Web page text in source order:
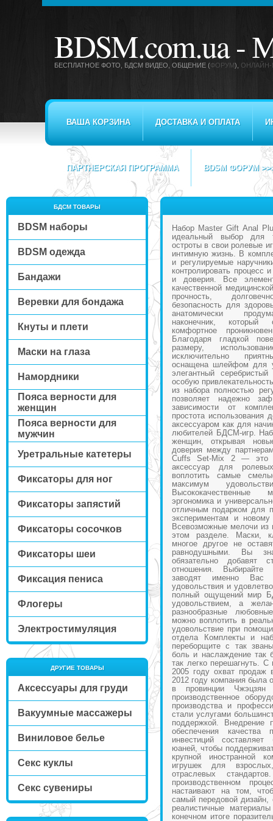
BDSM.com.ua -
БЕСПЛАТНОЕ ФОТО, БДСМ ВИДЕО , ОБЩЕНИЕ (ФОРУМ), ОНЛАЙН-
ВАША КОРЗИНА ДОСТАВКА И ОПЛАТА
ПАРТНЕРСКАЯ ПРОГРАММА BDSM ФОРУМ
БДСМ ТОВАРЫ
BDSM наборы
BDSM одежда
Бандажи
Веревки для бондажа
Кнуты и плети
Маски на глаза
Намордники
Пояса верности для
женщин
Пояса верности для
мужчин
Уретральные катетеры
Фиксаторы для ног
Фиксаторы запястий
Фиксаторы сосочков
Фиксаторы шеи
Фиксация пениса
Флогеры
Электростимуляция
ДРУГИЕ ТОВАРЫ
Аксессуары для груди
Вакуумные массажеры
Виниловое белье
Секс куклы
Секс сувениры
Набор Master Gift Anal
идеальный выбор для
остроты в свои ролевые
интимную жизнь. В
и регулируемые
контролировать процесс
и доверия. Все
качественной
прочность,
безопасность для
анатомически
наконечник, который
комфортное
Благодаря гладкой
размеру,
исключительно
оснащена шлейфом для
элегантный
особую
из набора полностью
позволяет надежно
зависимости от
простота использования
аксессуаром как для
любителей БДСМ-игр.
женщин, открывая
доверия между
Cuffs Set-Mix 2 — это
аксессуар для
воплотить самые
максимум
Высококачественные
эргономика и
отличным подарком для
экспериментам и
Всевозможные мелочи
этом разделе. Маски,
многое другое не
равнодушными. Вы
обязательно
отношения.
заводят именно Вас
удовольствия и
полный ощущений мир
удовольствием, а
разнообразные
можно воплотить в
удовольствие при
отдела Комплекты и
переборщите с так
боль и наслаждение так
так легко перешагнуть.
2005 году охват продаж
2012 году компания была
в провинции Чжэцзян
производственное
производства и
стали услугами
поддержкой. Внедрение
обеспечения
инвестиций
юаней, чтобы
крупной иностранной
игрушек для
отраслевых
производственном
настаивают на том,
самый передовой
реалистичные
конечном итоге